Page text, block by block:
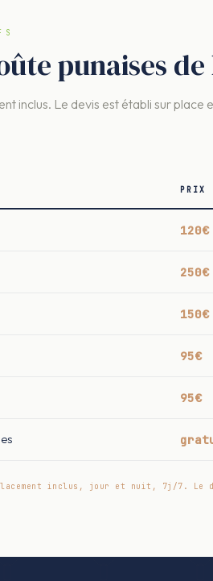
punaises
inclus. Le devis est établi sur place
PRIX
120€
250€
150€
95€
95€
inclus, jour et nuit, 7j/7.